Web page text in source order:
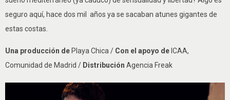
seguro aquí, hace dos mil años ya se sacaban atunes gigantes de
estas costas.
Una producción de Playa Chica / Con el apoyo de ICAA,
Comunidad de Madrid / Distribución Agencia Freak